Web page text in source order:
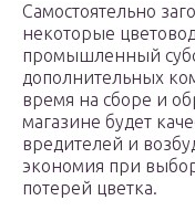
Самостоятельно
некоторые
промышленный
дополнительных
время на сборе и
магазине будет
вредителей и
экономия при
потерей цветка.